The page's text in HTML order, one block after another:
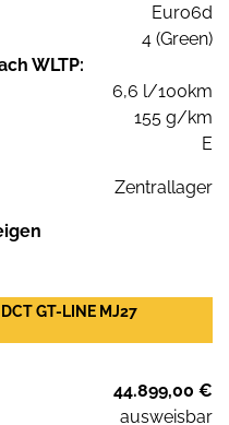
Euro6d
4 (Green)
WLTP:
6,6 l/100km
155 g/km
E
Zentrallager
GT-LINE MJ27
44.899,00 €
ausweisbar